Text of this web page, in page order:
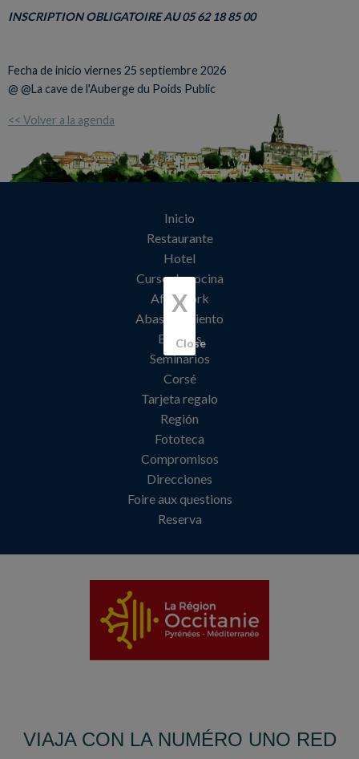
INSCRIPTION OBLIGATOIRE AU 05 62 18 85 00
Fecha de inicio viernes 25 septiembre 2026
@ @La cave de l'Auberge du Poids Public
<< Volver a la agenda
Inicio
Restaurante
Hotel
Curso de cocina
Afterwork
Abastecimiento
Eventos
Seminarios
Corsé
Tarjeta regalo
Región
Fototeca
Compromisos
Direcciones
Foire aux questions
Reserva
VIAJA CON LA NUMÉRO UNO RED
X
Close